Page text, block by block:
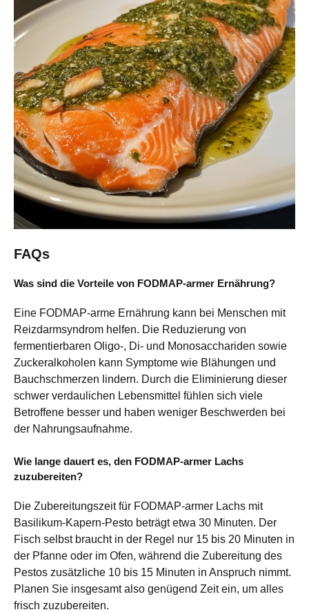
FAQs
Was sind die Vorteile von FODMAP-armer Ernährung?
Eine FODMAP-arme Ernährung kann bei Menschen mit
Reizdarmsyndrom helfen. Die Reduzierung von
fermentierbaren Oligo-, Di- und Monosacchariden sowie
Zuckeralkoholen kann Symptome wie Blähungen und
Bauchschmerzen lindern. Durch die Eliminierung dieser
schwer verdaulichen Lebensmittel fühlen sich viele
Betroffene besser und haben weniger Beschwerden bei
der Nahrungsaufnahme.
Wie lange dauert es, den FODMAP-armer Lachs
zuzubereiten?
Die Zubereitungszeit für FODMAP-armer Lachs mit
Basilikum-Kapern-Pesto beträgt etwa 30 Minuten. Der
Fisch selbst braucht in der Regel nur 15 bis 20 Minuten in
der Pfanne oder im Ofen, während die Zubereitung des
Pestos zusätzliche 10 bis 15 Minuten in Anspruch nimmt.
Planen Sie insgesamt also genügend Zeit ein, um alles
frisch zuzubereiten.